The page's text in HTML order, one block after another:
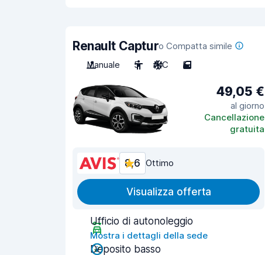
Renault Capturo Compatta simile
Manuale
5 A/C 5
49,05 €
al giorno
Cancellazione
gratuita
8,6 Ottimo
Visualizza offerta
Ufficio di autonoleggio
Mostra i dettagli della sede
Deposito basso